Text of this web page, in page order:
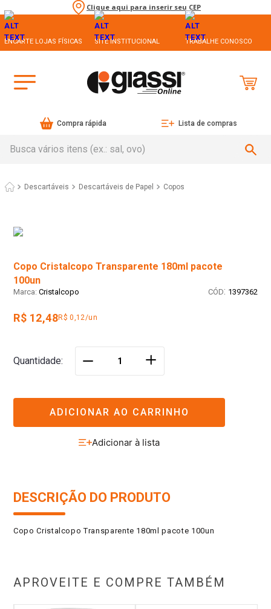
Clique aqui para inserir seu CEP
ENCARTE LOJAS FÍSICAS SITE INSTITUCIONAL TRABALHE CONOSCO
Compra rápida Lista de compras
Descartáveis Descartáveis de Papel Copos
Copo Cristalcopo Transparente 180ml pacote
100un
Cristalcopo : 1397362
R$ 12,48R$ 0,12/un
Quantidade ＋
ADICIONAR AO CARRINHO
DESCRIÇÃO DO PRODUTO
Copo Cristalcopo Transparente 180ml pacote 100un
APROVEITE E COMPRE TAMBÉM